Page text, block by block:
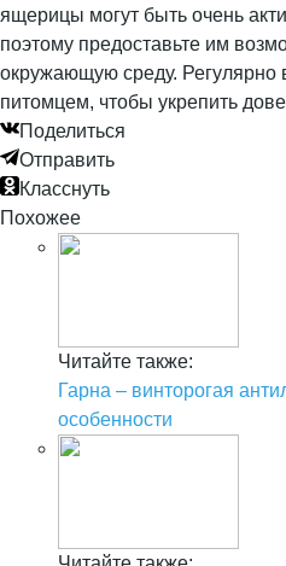
ящерицы могут быть очень
поэтому предоставьте им
окружающую среду. Регулярно
питомцем, чтобы укрепить
Поделиться
Отправить
Класснуть
Похожее
Читайте также:
Гарна – винторогая
особенности